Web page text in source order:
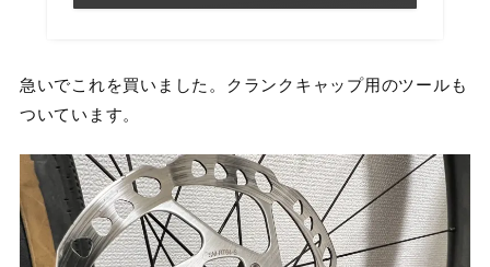
急いでこれを買いました。クランクキャップ用のツールも
ついています。